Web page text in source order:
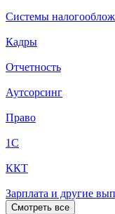
Системы
Кадры
Отчетность
Аутсорсинг
Право
1С
ККТ
Зарплата и другие
Смотреть все